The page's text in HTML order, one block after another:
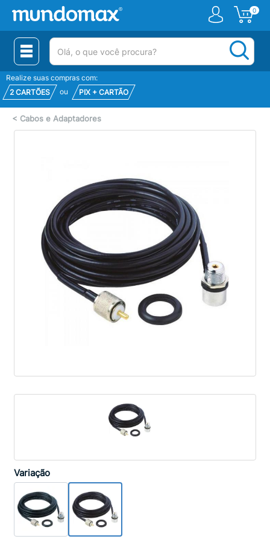
0
(pesquisar)
Realize suas compras com:
2 CARTÕES
ou PIX + CARTÃO
< Cabos e Adaptadores
Variação